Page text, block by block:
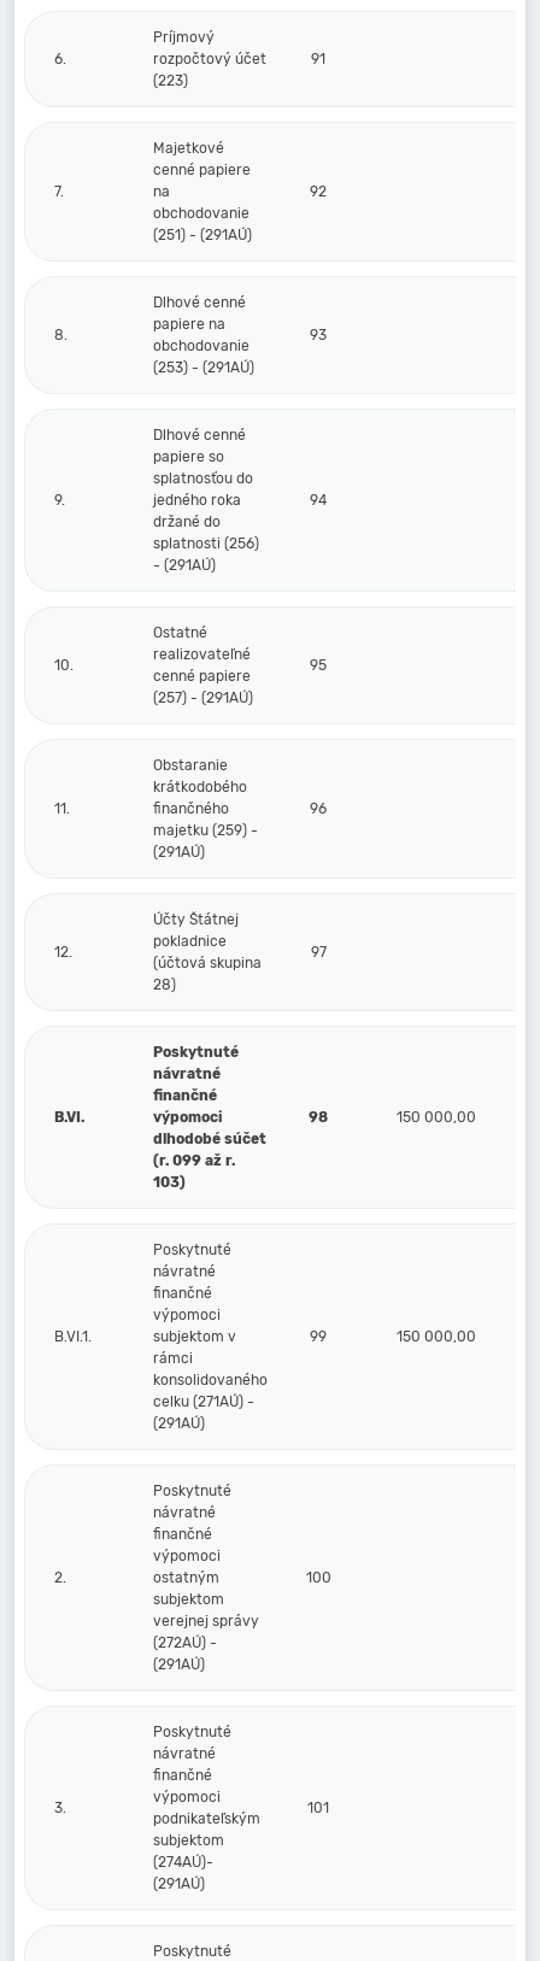
6.
Príjmový
rozpočtový účet
(223)
91
7.
Majetkové
cenné papiere
na
obchodovanie
(251) - (291AÚ)
92
8.
Dlhové cenné
papiere na
obchodovanie
(253) - (291AÚ)
93
9.
Dlhové cenné
papiere so
splatnosťou do
jedného roka
držané do
splatnosti (256)
- (291AÚ)
94
10.
Ostatné
realizovateľné
cenné papiere
(257) - (291AÚ)
95
11.
Obstaranie
krátkodobého
finančného
majetku (259) -
(291AÚ)
96
12.
Účty Štátnej
pokladnice
(účtová skupina
28)
97
B.VI.
Poskytnuté
návratné
finančné
výpomoci
dlhodobé súčet
(r. 099 až r.
103)
98 150 000,00
B.VI.1.
Poskytnuté
návratné
finančné
výpomoci
subjektom v
rámci
konsolidovaného
celku (271AÚ) -
(291AÚ)
99 150 000,00
2.
Poskytnuté
návratné
finančné
výpomoci
ostatným
subjektom
verejnej správy
(272AÚ) -
(291AÚ)
100
3.
Poskytnuté
návratné
finančné
výpomoci
podnikateľským
subjektom
(274AÚ)-
(291AÚ)
101
Poskytnuté